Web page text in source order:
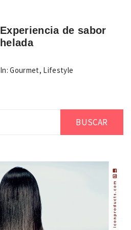
Experiencia de sabor
helada
In: Gourmet, Lifestyle